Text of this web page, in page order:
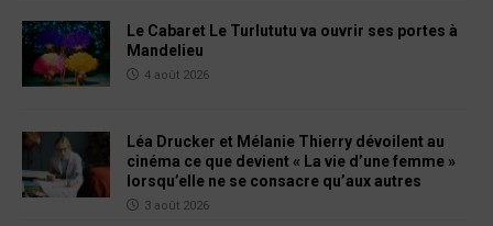
Le Cabaret Le Turlututu va ouvrir ses portes à
Mandelieu
4 août 2026
Léa Drucker et Mélanie Thierry dévoilent au
cinéma ce que devient « La vie d’une femme »
lorsqu’elle ne se consacre qu’aux autres
3 août 2026